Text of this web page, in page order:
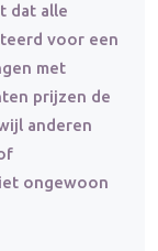
dat alle
voor een
met
prijzen de
anderen
ongewoon